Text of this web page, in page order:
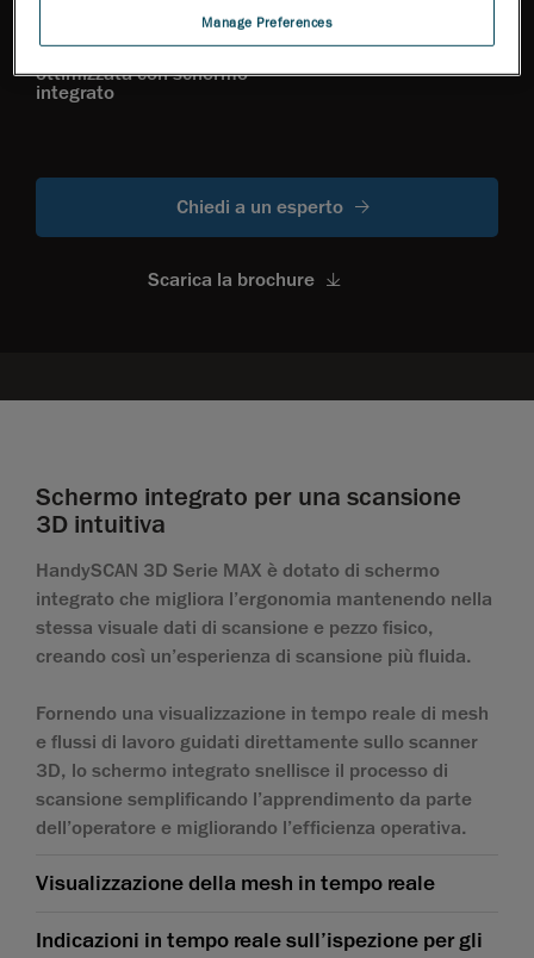
ottimizzata con schermo
integrato
Chiedi a un esperto
Scarica la brochure
Schermo integrato per una scansione
3D intuitiva
HandySCAN 3D Serie MAX è dotato di schermo
integrato che migliora l’ergonomia mantenendo nella
stessa visuale dati di scansione e pezzo fisico,
creando così un’esperienza di scansione più fluida.
Fornendo una visualizzazione in tempo reale di mesh
e flussi di lavoro guidati direttamente sullo scanner
3D, lo schermo integrato snellisce il processo di
scansione semplificando l’apprendimento da parte
dell’operatore e migliorando l’efficienza operativa.
Visualizzazione della mesh in tempo reale
Indicazioni in tempo reale sull’ispezione per gli
Manage Preferences